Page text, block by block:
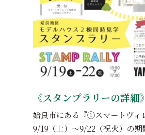
《スタンプラリーの詳細》
姶良市にある『①スマートヴィ
9/19（土）～9/22（祝火）の